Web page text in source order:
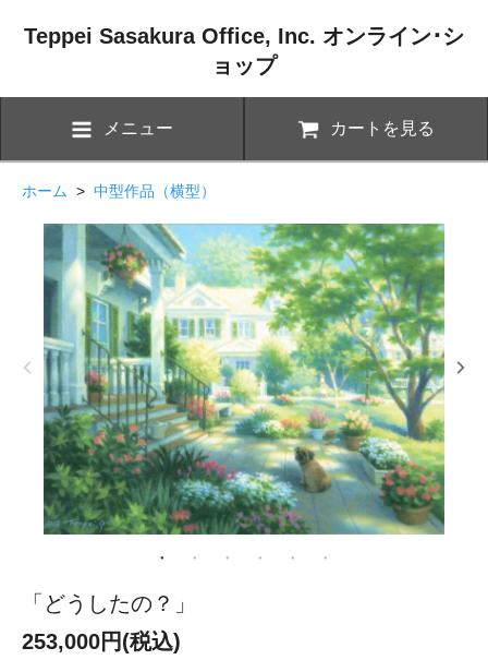
Teppei Sasakura Office, Inc. オンライン･シ
ョップ
メニュー カートを見る
ホーム > 中型作品（横型）
「どうしたの？」
253,000円(税込)